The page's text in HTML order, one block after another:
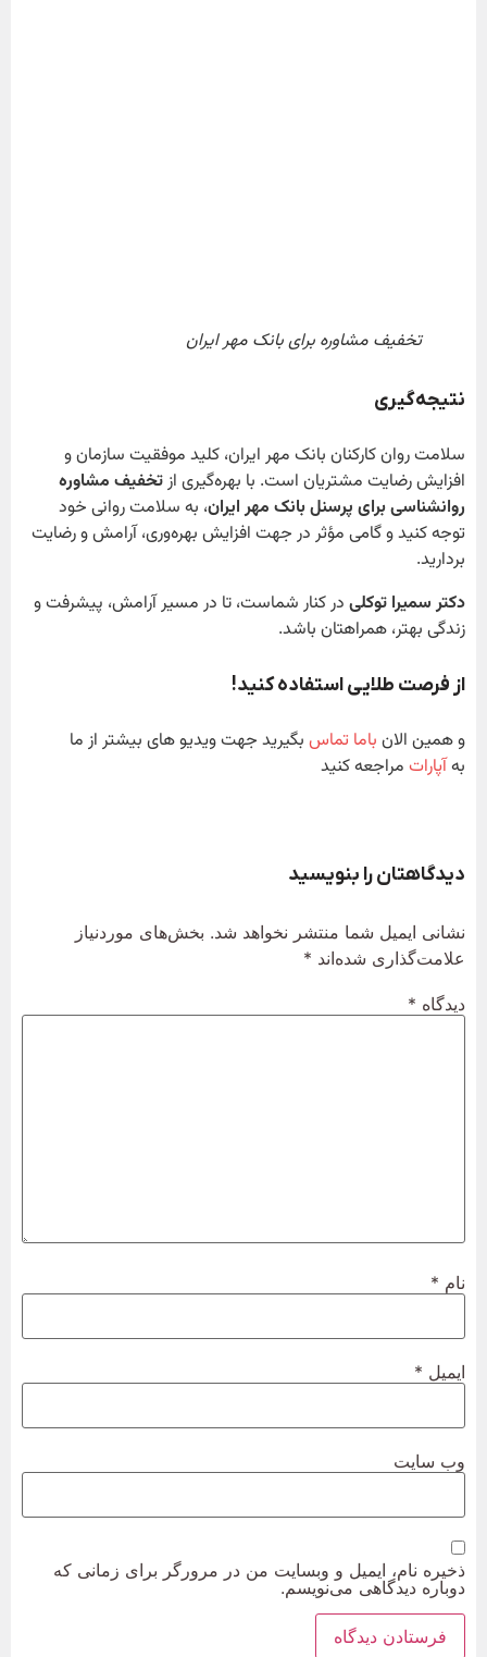
تخفیف مشاوره برای بانک مهر ایران
نتیجه‌گیری
سلامت روان کارکنان بانک مهر ایران، کلید موفقیت سازمان و
افزایش رضایت مشتریان است. با بهره‌گیری ازتخفیف مشاوره
روانشناسی برای پرسنل بانک مهر ایران، به سلامت روانی خود
توجه کنید و گامی مؤثر در جهت افزایش بهره‌وری، آرامش و رضایت
بردارید.
دکتر سمیرا توکلی در کنار شماست، تا در مسیر آرامش، پیشرفت و
زندگی بهتر، همراهتان باشد.
از فرصت طلایی استفاده کنید!
و همین الان باما تماس بگیرید جهت ویدیو های بیشتر از ما
بهآپارات مراجعه کنید
دیدگاهتان را بنویسید
نشانی ایمیل شما منتشر نخواهد شد. بخش‌های موردنیاز
علامت‌گذاری شده‌اند *
دیدگاه *
نام *
ایمیل *
وب‌ سایت
ذخیره نام، ایمیل و وبسایت من در مرورگر برای زمانی که
دوباره دیدگاهی می‌نویسم.